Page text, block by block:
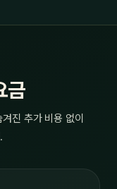
금
진 추가 비용 없이